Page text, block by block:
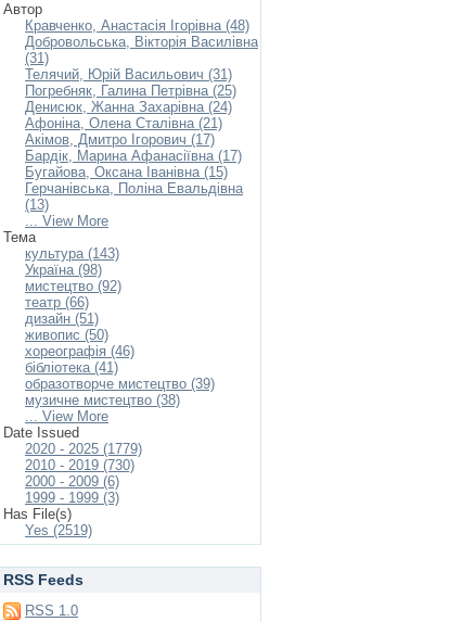
Автор
Кравченко, Анастасія Ігорівна (48)
Добровольська, Вікторія Василівна
(31)
Телячий, Юрій Васильович (31)
Погребняк, Галина Петрівна (25)
Денисюк, Жанна Захарівна (24)
Афоніна, Олена Сталівна (21)
Акімов, Дмитро Ігорович (17)
Бардік, Марина Афанасіївна (17)
Бугайова, Оксана Іванівна (15)
Герчанівська, Поліна Евальдівна
(13)
... View More
Тема
культура (143)
Україна (98)
мистецтво (92)
театр (66)
дизайн (51)
живопис (50)
хореографія (46)
бібліотека (41)
образотворче мистецтво (39)
музичне мистецтво (38)
... View More
Date Issued
2020 - 2025 (1779)
2010 - 2019 (730)
2000 - 2009 (6)
1999 - 1999 (3)
Has File(s)
Yes (2519)
RSS Feeds
RSS 1.0